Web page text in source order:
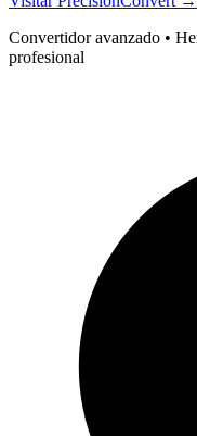
Convertidor avanzado •
profesional